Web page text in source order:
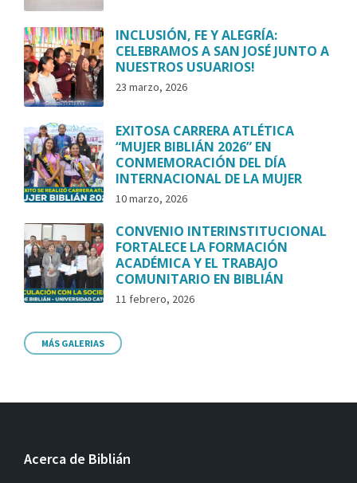
INCLUSIÓN, FE Y ALEGRÍA:
CELEBRAMOS A SAN JOSÉ JUNTO A
NUESTROS USUARIOS!
23 marzo, 2026
EXITOSA CARRERA ATLÉTICA
“MUJER BIBLIÁN 2026” EN
CONMEMORACIÓN DEL DÍA
INTERNACIONAL DE LA MUJER
10 marzo, 2026
CONVENIO INTERINSTITUCIONAL
FORTALECE LA FORMACIÓN
ACADÉMICA Y EL TRABAJO
COMUNITARIO EN BIBLIÁN
11 febrero, 2026
MÁS GALERIAS
Acerca de Biblián